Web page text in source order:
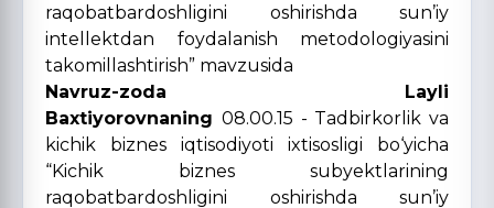
raqobatbardoshligini oshirishda sun’iy
intellektdan foydalanish metodologiyasini
takomillashtirish” mavzusida
Navruz-zoda Layli
Baxtiyorovnaning 08.00.15 - Tadbirkorlik va
kichik biznes iqtisodiyoti ixtisosligi bo‘yicha
“Kichik biznes subyektlarining
raqobatbardoshligini oshirishda sun’iy